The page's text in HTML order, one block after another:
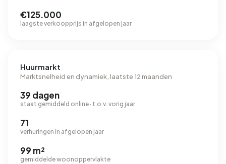
€125.000
laagste verkoopprijs in afgelopen jaar
Huurmarkt
Marktsnelheid en dynamiek, laatste 12 maanden
39 dagen
staat gemiddeld online · t.o.v. vorig jaar
71
verhuringen in afgelopen jaar
99 m²
gemiddelde woonoppervlakte